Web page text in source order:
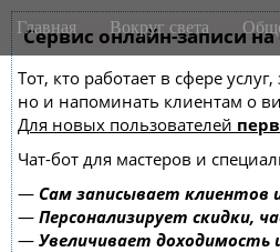
Сервис онлайн-записи
Тот, кто работает в сфере
но и напоминать клиентам о
Для новых пользователей
Чат-бот для мастеров и
— Сам записывает клиентов
— Персонализирует скидки,
— Увеличивает
M
a
n
m
e
n
u
i
Главная Вокруг света